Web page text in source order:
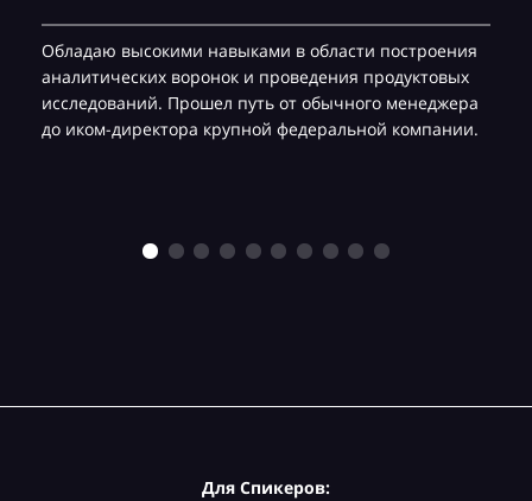
Обладаю высокими навыками в области построения
аналитических воронок и проведения продуктовых
исследований. Прошел путь от обычного менеджера
до иком-директора крупной федеральной компании.
Для Спикеров: